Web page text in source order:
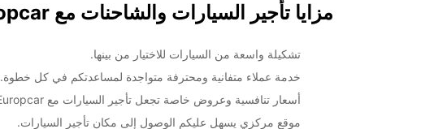
مزايا تأجير السيارات والشاحنات مع Europcar
تشكيلة واسعة من السيارات للاختيار من بينها.
خدمة عملاء متفانية ومحترفة متواجدة لمساعدتكم في كل خطوة.
أسعار تنافسية وعروض خاصة تجعل تأجير السيارات مع Europcar ميسور التكلفة.
موقع مركزي يسهل عليكم الوصول إلى مكان تأجير السيارات.